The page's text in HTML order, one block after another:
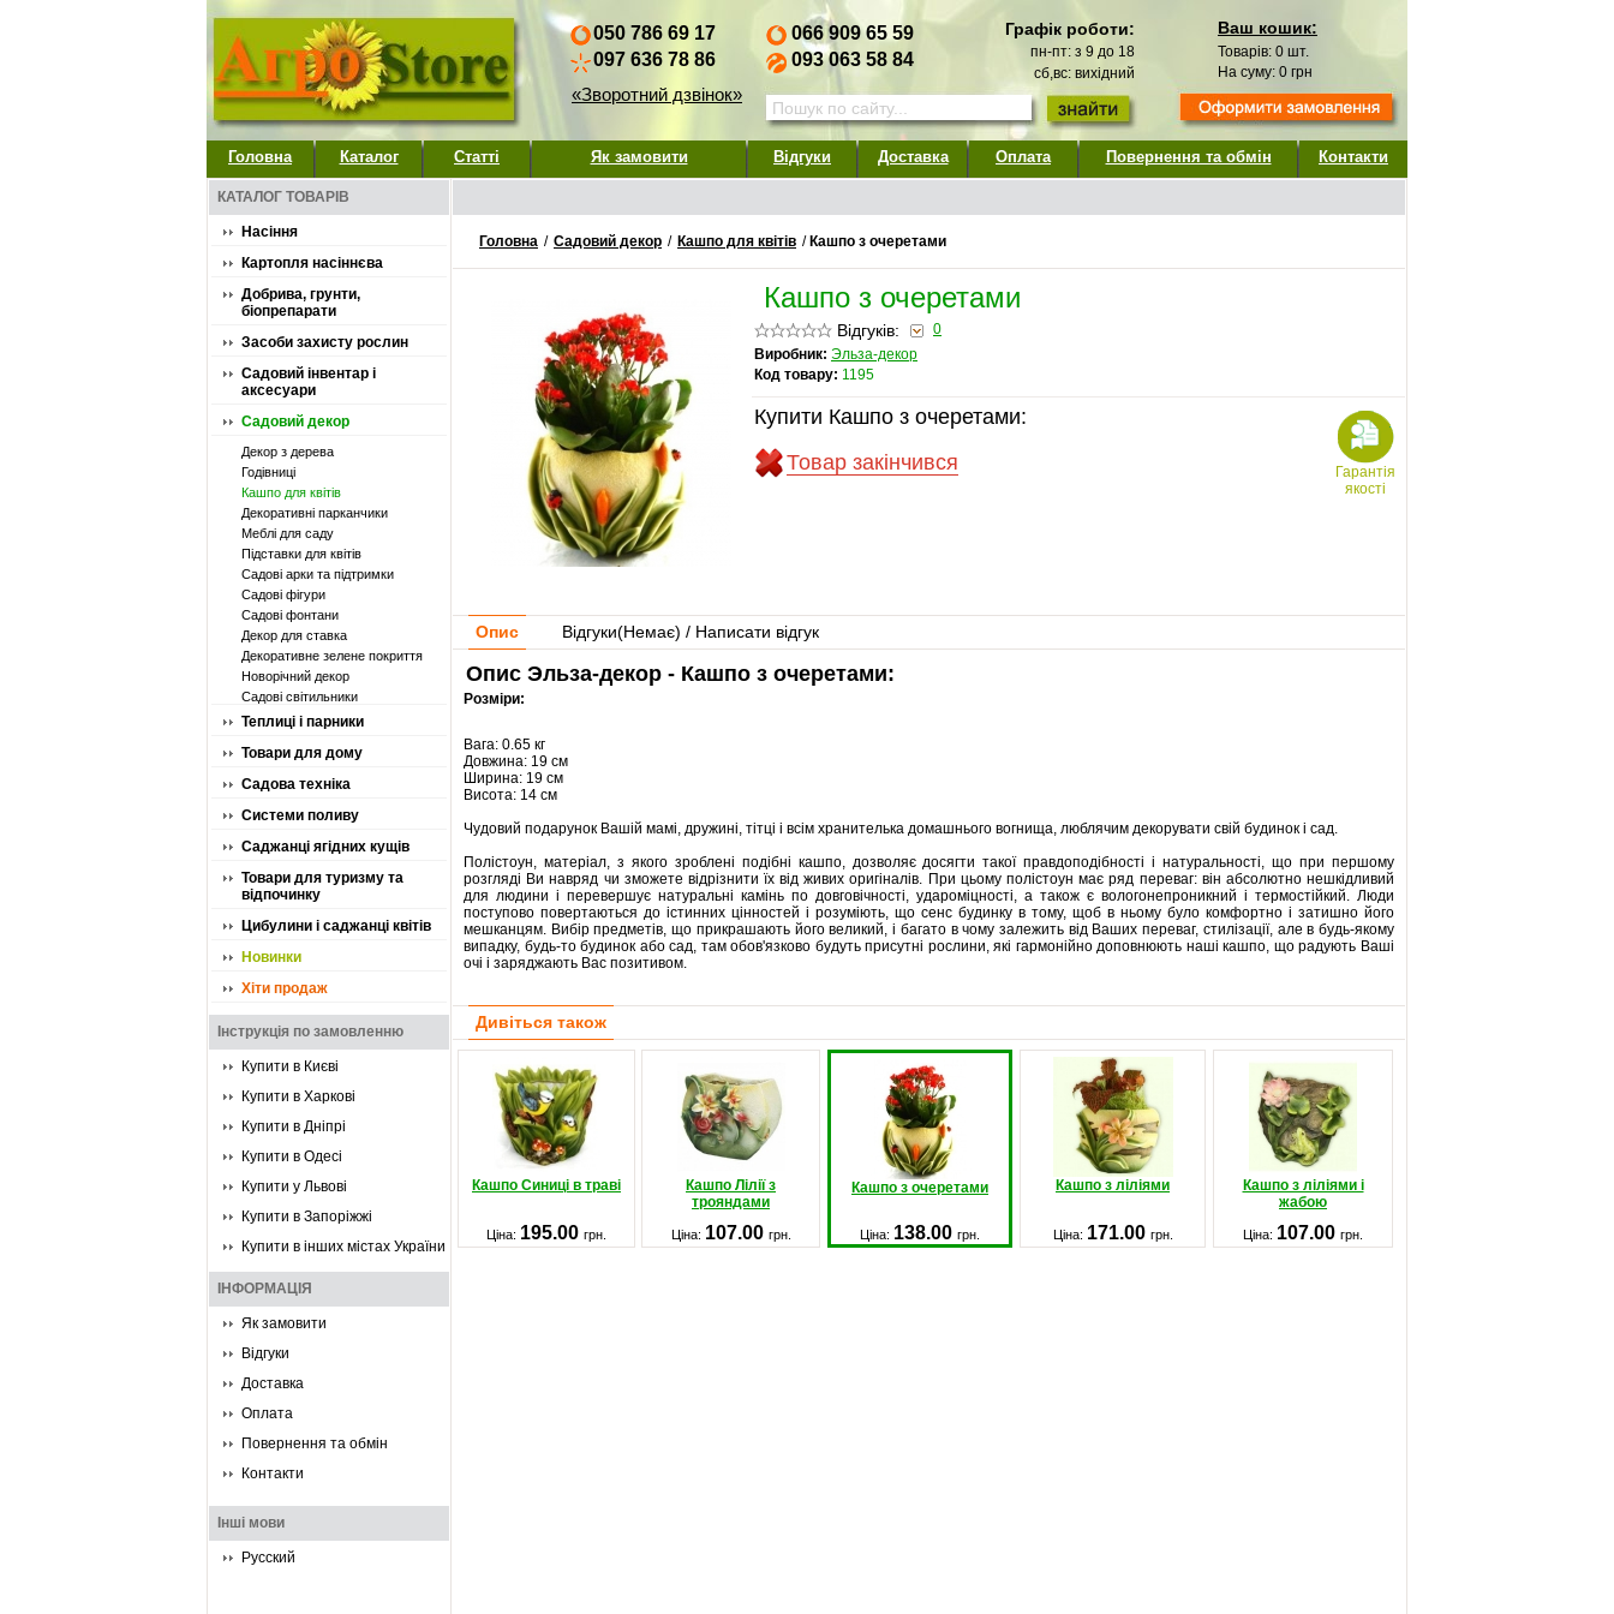
050 786 69 17
097 636 78 86
«Зворотний дзвінок»
066 909 65 59
093 063 58 84
Графік роботи:
пн-пт: з 9 до 18
сб,вс: вихідний
Ваш кошик:
Товарів: 0 шт.
На суму: 0 грн
Головна Каталог Статті Як замовити Відгуки Доставка Оплата Повернення та обмін Контакти
КАТАЛОГ ТОВАРІВ
Насіння
Картопля насіннєва
Добрива, грунти,
біопрепарати
Засоби захисту рослин
Садовий інвентар і
аксесуари
Садовий декор
Декор з дерева
Годівниці
Кашпо для квітів
Декоративні парканчики
Меблі для саду
Підставки для квітів
Садові арки та підтримки
Садові фігури
Садові фонтани
Декор для ставка
Декоративне зелене покриття
Новорічний декор
Садові світильники
Теплиці і парники
Товари для дому
Садова техніка
Системи поливу
Саджанці ягідних кущів
Товари для туризму та
відпочинку
Цибулини і саджанці квітів
Новинки
Хіти продаж
Інструкція по замовленню
Купити в Києві
Купити в Харкові
Купити в Дніпрі
Купити в Одесі
Купити у Львові
Купити в Запоріжжі
Купити в інших містах України
ІНФОРМАЦІЯ
Як замовити
Відгуки
Доставка
Оплата
Повернення та обмін
Контакти
Інші мови
Русский
Головна / Садовий декор / Кашпо для квітів / Кашпо з очеретами
Кашпо з очеретами
Відгуків:
0
Виробник: Эльза-декор
Код товару: 1195
Купити Кашпо з очеретами:
Товар закінчився
Гарантія
якості
Опис Відгуки(Немає) / Написати відгук
Опис Эльза-декор - Кашпо з очеретами:
Розміри:
Вага: 0.65 кг
Довжина: 19 см
Ширина: 19 см
Висота: 14 см
Чудовий подарунок Вашій мамі, дружині, тітці і всім хранителька домашнього вогнища, люблячим декорувати свій будинок і сад.
Полістоун, матеріал, з якого зроблені подібні кашпо, дозволяє досягти такої правдоподібності і натуральності, що при першому
розгляді Ви навряд чи зможете відрізнити їх від живих оригіналів. При цьому полістоун має ряд переваг: він абсолютно нешкідливий
для людини і перевершує натуральні камінь по довговічності, удароміцності, а також є вологонепроникний і термостійкий. Люди
поступово повертаються до істинних цінностей і розуміють, що сенс будинку в тому, щоб в ньому було комфортно і затишно його
мешканцям. Вибір предметів, що прикрашають його великий, і багато в чому залежить від Ваших переваг, стилізації, але в будь-якому
випадку, будь-то будинок або сад, там обов'язково будуть присутні рослини, які гармонійно доповнюють наші кашпо, що радують Ваші
очі і заряджають Вас позитивом.
Дивіться також
Кашпо Синиці в траві
Кашпо Лілії з
трояндами
Кашпо з очеретами Кашпо з ліліями
Кашпо з ліліями і
жабою
Ціна: 195.00 грн. Ціна: 107.00 грн. Ціна: 138.00 грн. Ціна: 171.00 грн. Ціна: 107.00 грн.